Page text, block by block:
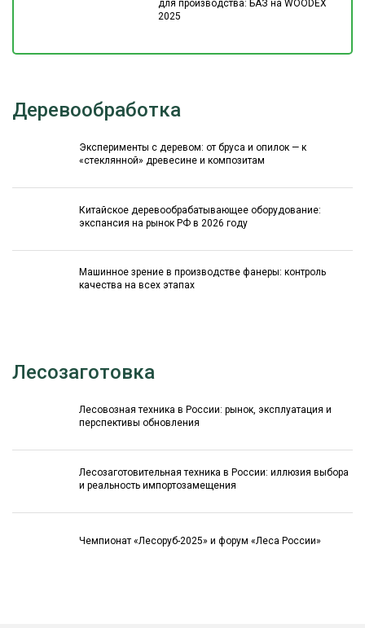
для производства: БАЗ на WOODEX
2025
Деревообработка
Эксперименты с деревом: от бруса и опилок — к
«стеклянной» древесине и композитам
Китайское деревообрабатывающее оборудование:
экспансия на рынок РФ в 2026 году
Машинное зрение в производстве фанеры: контроль
качества на всех этапах
Лесозаготовка
Лесовозная техника в России: рынок, эксплуатация и
перспективы обновления
Лесозаготовительная техника в России: иллюзия выбора
и реальность импортозамещения
Чемпионат «Лесоруб-2025» и форум «Леса России»